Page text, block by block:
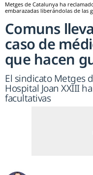
Metges de Catalunya ha
embarazadas liberándolas de las
Comuns
caso de
que hacen
El sindicato Metges
Hospital Joan XXIII
facultativas